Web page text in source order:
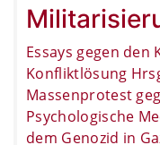
Essays gegen den
Konfliktlösung
Massenprotest
Psychologische
dem Genozid in